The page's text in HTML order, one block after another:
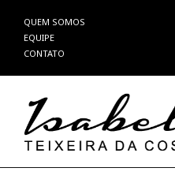
Pular
para
o
QUEM SOMOS
EQUIPE
CONTATO